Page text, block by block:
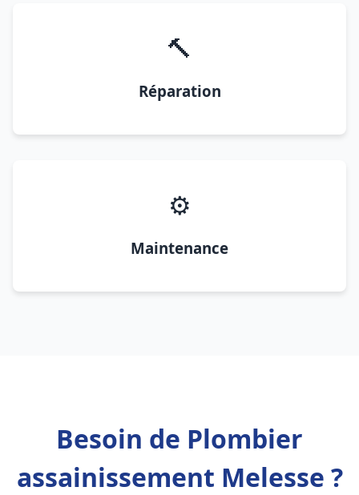
🔨
Réparation
⚙️
Maintenance
Besoin de Plombier
assainissement Melesse ?